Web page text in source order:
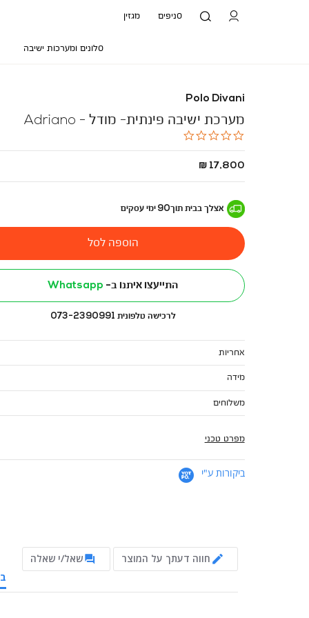
סניפים מגזין
סלונים ומערכות ישיבה
Polo Divani
מערכת ישיבה פינתית- מודל - Adriano
17,800 ₪
אצלך בבית תוך90 ימי עסקים
הוספה לסל
התייעצו איתנו ב- Whatsapp
לרכישה טלפונית 073-2390991
אחריות
מידה
משלוחים
מפרט טכני
ביקורות ע"י
חווה דעתך על המוצר
שאל/י שאלה